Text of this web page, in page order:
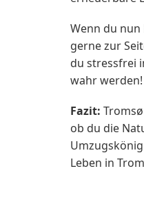
Wenn du
gerne zur
du stressfrei
wahr werden!
Fazit:
ob du die
Leben in